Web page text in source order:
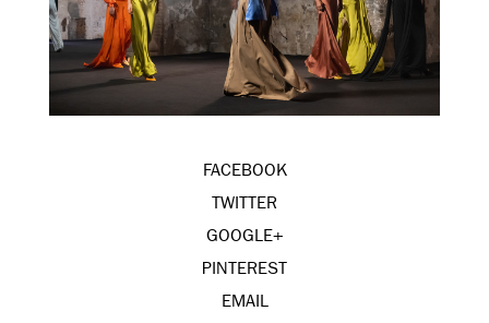
FACEBOOK
TWITTER
GOOGLE+
PINTEREST
EMAIL